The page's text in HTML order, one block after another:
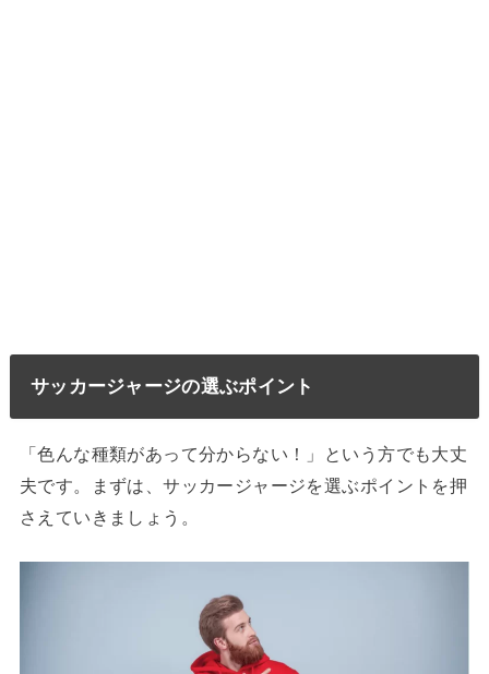
サッカージャージの選ぶポイント
「色んな種類があって分からない！」という方でも大丈
夫です。まずは、サッカージャージを選ぶポイントを押
さえていきましょう。